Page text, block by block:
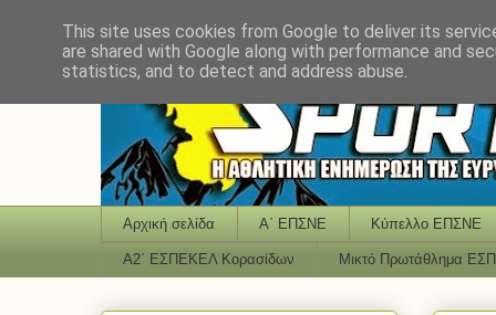
Αρχική σελίδα Α΄ ΕΠΣΝΕ Κύπελλο ΕΠΣΝΕ
Α2΄ ΕΣΠΕΚΕΛ Κορασίδων Μικτό Πρωτάθλημα
This site uses cookies from Google to deliver its
are shared with Google along with performance and
statistics, and to detect and address abuse.